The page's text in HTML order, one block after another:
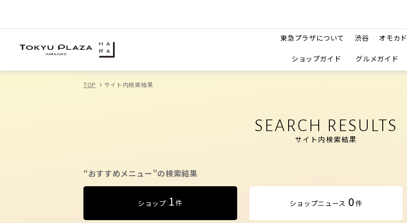
東急プラザについて 渋谷 オモカド
ショップガイド グルメガイド
TOP サイト内検索結果
SEARCH RESULTS
サイト内検索結果
“おすすめメニュー”の検索結果
ショップ 1 件 ショップニュース 0 件